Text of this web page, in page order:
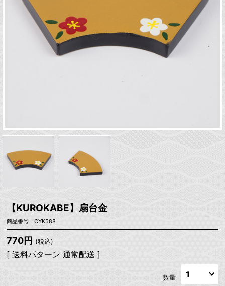
【KUROKABE】扇台金
商品番号 CYK588
770円 (税込)
[ 送料パターン 通常配送 ]
数量